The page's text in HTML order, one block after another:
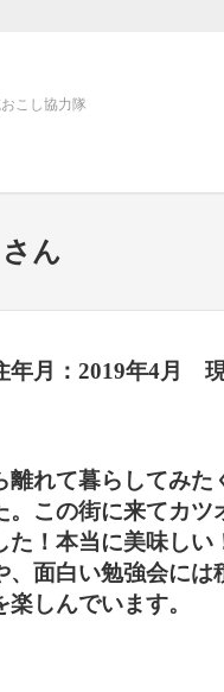
こし協力隊
ん
月：2019年4月
れて暮らしてみた
。この街に来てカツ
た！本当に美味しい
、面白い勉強会には
しんでいます。